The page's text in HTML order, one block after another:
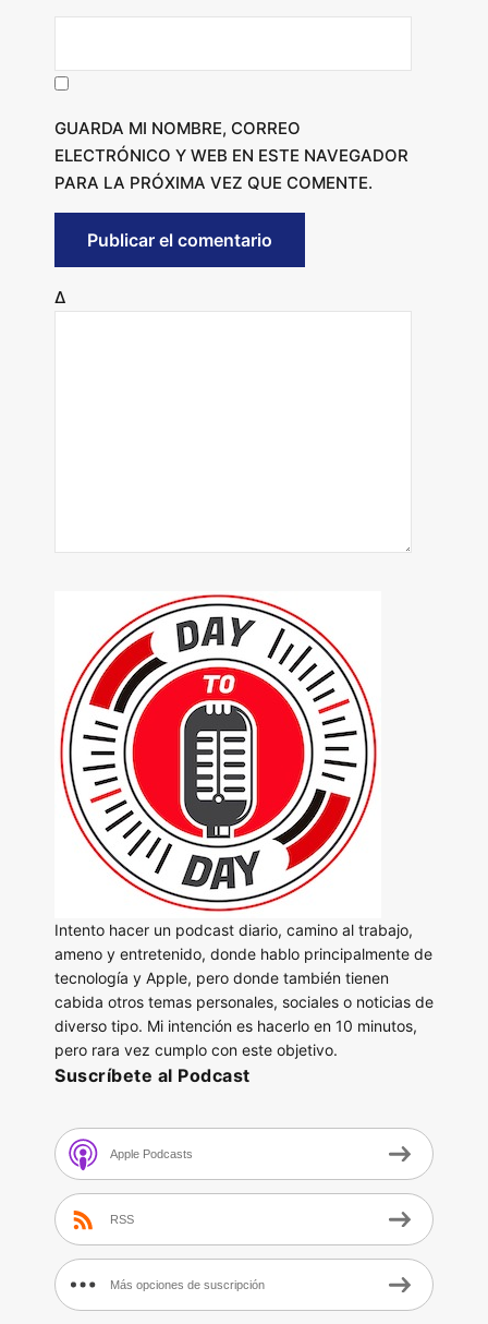
GUARDA MI NOMBRE, CORREO
ELECTRÓNICO Y WEB EN ESTE NAVEGADOR
PARA LA PRÓXIMA VEZ QUE COMENTE.
Δ
Intento hacer un podcast diario, camino al trabajo,
ameno y entretenido, donde hablo principalmente de
tecnología y Apple, pero donde también tienen
cabida otros temas personales, sociales o noticias de
diverso tipo. Mi intención es hacerlo en 10 minutos,
pero rara vez cumplo con este objetivo.
Suscríbete al Podcast
Apple Podcasts
RSS
Más opciones de suscripción